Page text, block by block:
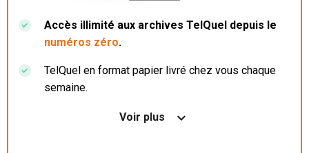
Accès illimité aux archives TelQuel depuis le
numéros zéro.
TelQuel en format papier livré chez vous chaque
semaine.
Nos articles en illimité sur ordinateur, tablette et
Voir plus